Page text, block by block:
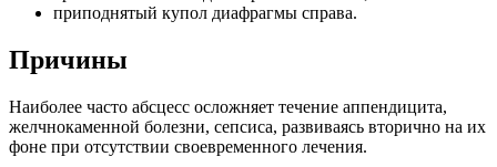
приподнятый купол диафрагмы справа.
Причины
Наиболее часто абсцесс осложняет течение аппендицита,
желчнокаменной болезни, сепсиса, развиваясь вторично на их
фоне при отсутствии своевременного лечения.